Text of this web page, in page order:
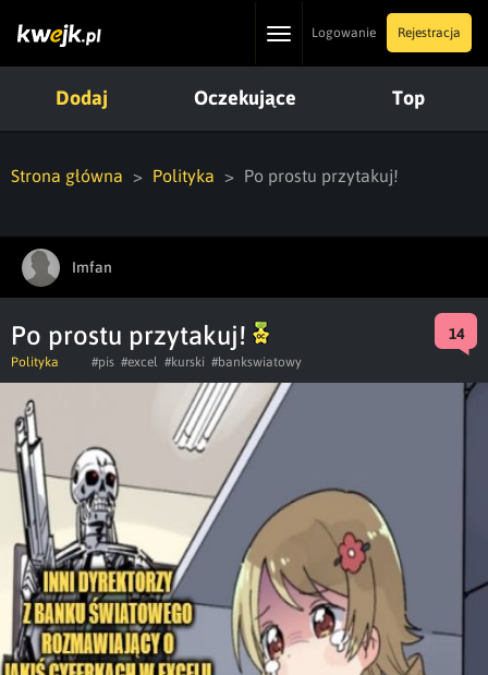
ToggleLogowanie Rejestracja
Dodaj Oczekujące Top
Strona główna Polityka Po prostu przytakuj!
Imfan
Po prostu przytakuj! 14
Polityka #pis #excel #kurski #bankswiatowy